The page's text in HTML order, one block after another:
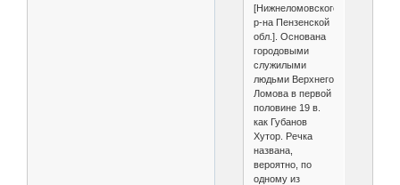
[Нижнеломовского
р-на Пензенской
обл.]. Основана
городовыми
служилыми
людьми Верхнего
Ломова в первой
половине 19 в.
как Губанов
Хутор. Речка
названа,
вероятно, по
одному из